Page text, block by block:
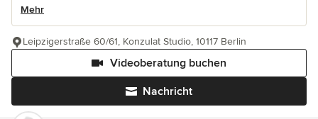
Mehr
Nachricht
Videoberatung buchen
Leipzigerstraße 60/61, Konzulat Studio, 10117 Berlin